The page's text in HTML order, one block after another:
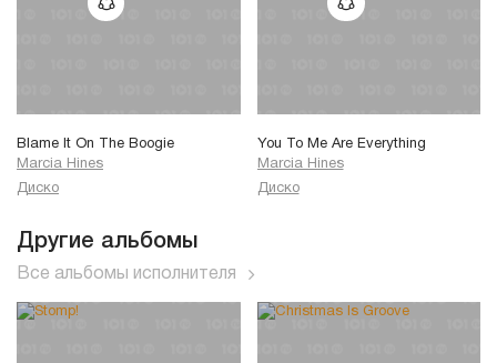
Blame It On The Boogie
Marcia Hines
Диско
You To Me Are Everything
Marcia Hines
Диско
Другие альбомы
Все альбомы исполнителя